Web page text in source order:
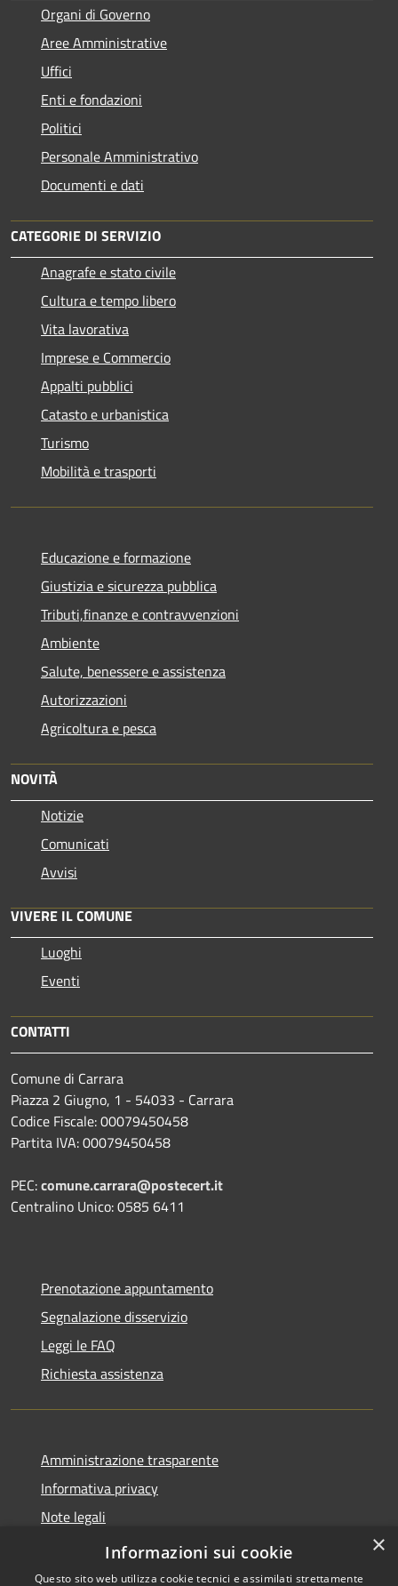
Organi di Governo
Aree Amministrative
Uffici
Enti e fondazioni
Politici
Personale Amministrativo
Documenti e dati
CATEGORIE DI SERVIZIO
Anagrafe e stato civile
Cultura e tempo libero
Vita lavorativa
Imprese e Commercio
Appalti pubblici
Catasto e urbanistica
Turismo
Mobilità e trasporti
Educazione e formazione
Giustizia e sicurezza pubblica
Tributi,finanze e contravvenzioni
Ambiente
Salute, benessere e assistenza
Autorizzazioni
Agricoltura e pesca
NOVITÀ
Notizie
Comunicati
Avvisi
VIVERE IL COMUNE
Luoghi
Eventi
CONTATTI
Comune di Carrara
Piazza 2 Giugno, 1 - 54033 - Carrara
Codice Fiscale: 00079450458
Partita IVA: 00079450458
PEC:comune.carrara@postecert.it
Centralino Unico: 0585 6411
Prenotazione appuntamento
Segnalazione disservizio
Leggi le FAQ
Richiesta assistenza
Amministrazione trasparente
Informativa privacy
Note legali
Dichiarazione di accessibilità
×
Informazioni sui cookie
Questo sito web utilizza cookie tecnici e assimilati strettamente